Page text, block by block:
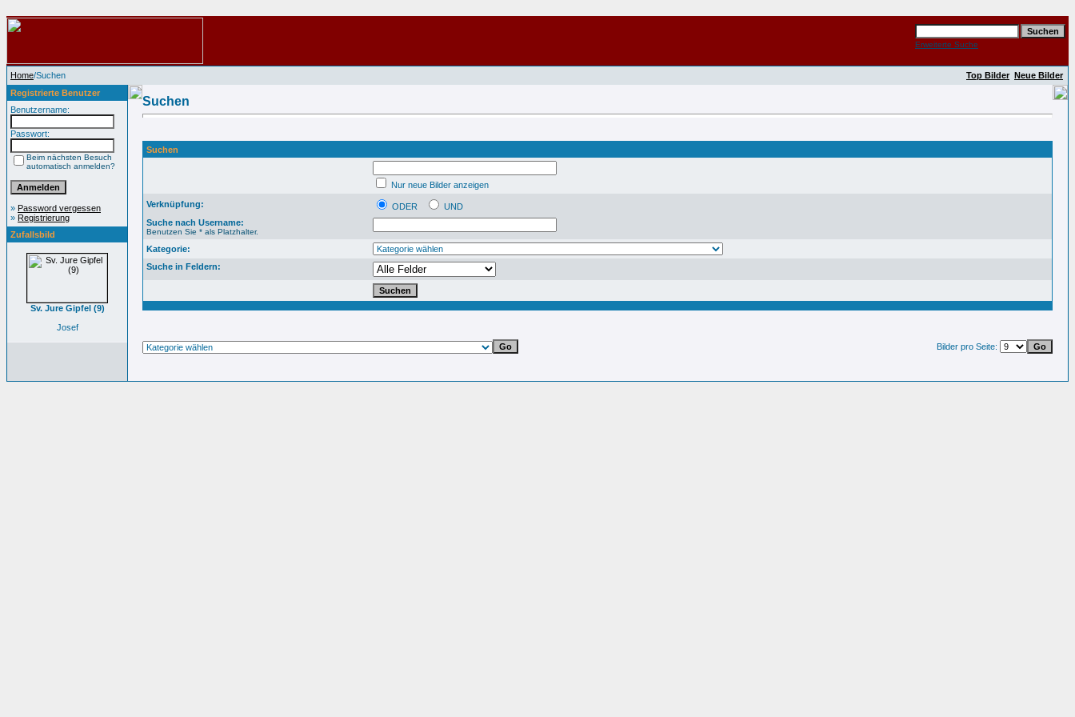
Erweiterte Suche
Home/Suchen Top Bilder Neue Bilder
Registrierte Benutzer
Benutzername:
Passwort:
Beim nächsten Besuch
automatisch anmelden?
» Password vergessen
» Registrierung
Zufallsbild
Sv. Jure Gipfel (9)
Josef
Suchen
Suchen
Nur neue Bilder anzeigen
Verknüpfung:
ODER
UND
Suche nach Username:
Benutzen Sie * als Platzhalter.
Kategorie:
Suche in Feldern:
Bilder pro Seite: